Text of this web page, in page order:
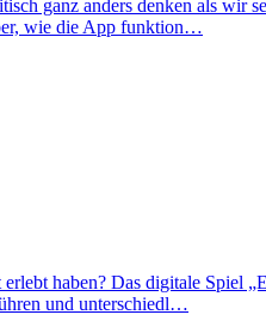
ganz anders denken als
wie die App funktion…
haben? Das digitale
und unterschiedl…